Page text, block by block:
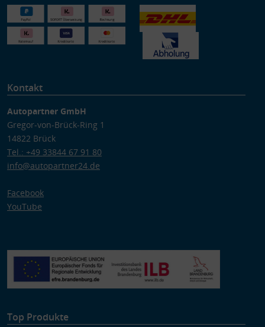
Kontakt
Autopartner GmbH
Gregor-von-Brück-Ring 1
14822 Brück
Tel.: +49 33844 67 91 80
info@autopartner24.de
Facebook
YouTube
Top Produkte